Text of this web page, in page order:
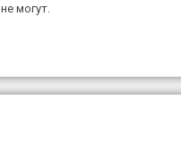
не могут.